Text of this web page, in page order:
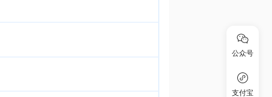
公众号
支付宝